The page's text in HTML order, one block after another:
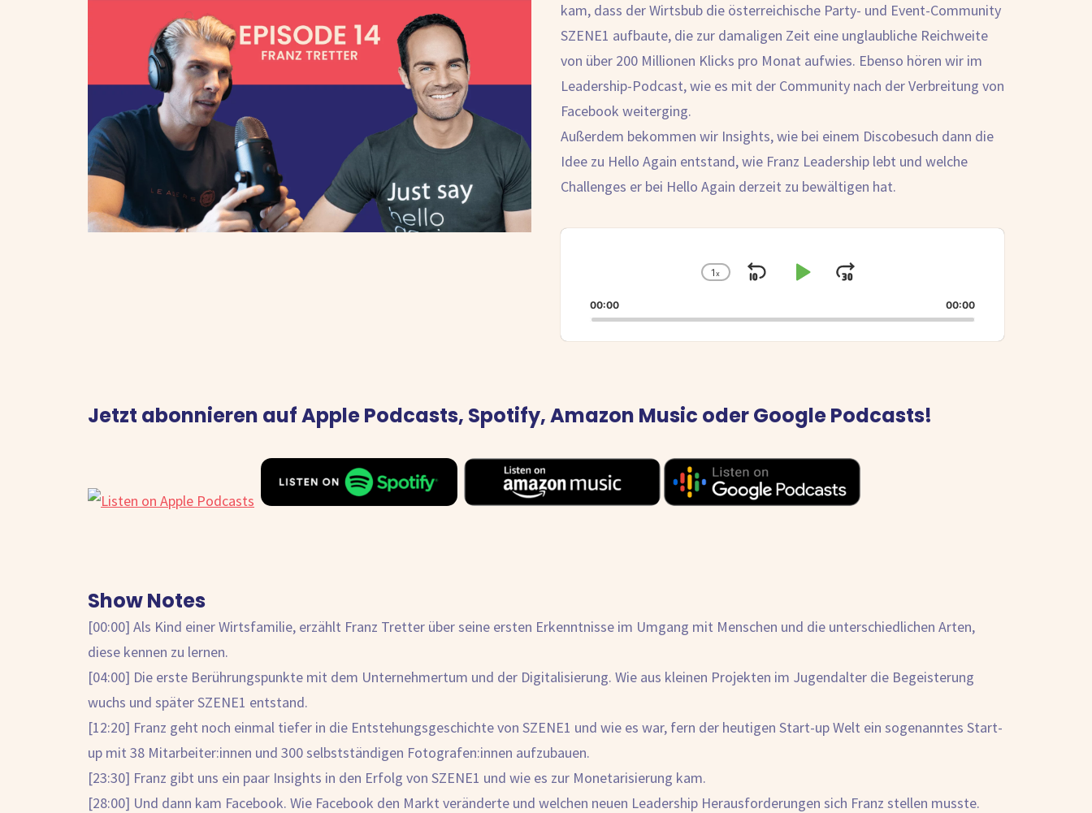
kam, dass der Wirtsbub die österreichische Party- und Event-Community
SZENE1 aufbaute, die zur damaligen Zeit eine unglaubliche Reichweite
von über 200 Millionen Klicks pro Monat aufwies. Ebenso hören wir im
Leadership-Podcast, wie es mit der Community nach der Verbreitung von
Facebook weiterging.
Außerdem bekommen wir Insights, wie bei einem Discobesuch dann die
Idee zu Hello Again entstand, wie Franz Leadership lebt und welche
Challenges er bei Hello Again derzeit zu bewältigen hat.
Change
1x
SkipPlayJump
00:00 00:00
Jetzt abonnieren auf Apple Podcasts, Spotify, Amazon Music oder Google Podcasts!
Show Notes
[00:00] Als Kind einer Wirtsfamilie, erzählt Franz Tretter über seine ersten Erkenntnisse im Umgang mit Menschen und die unterschiedlichen Arten,
diese kennen zu lernen.
[04:00] Die erste Berührungspunkte mit dem Unternehmertum und der Digitalisierung. Wie aus kleinen Projekten im Jugendalter die Begeisterung
wuchs und später SZENE1 entstand.
[12:20] Franz geht noch einmal tiefer in die Entstehungsgeschichte von SZENE1 und wie es war, fern der heutigen Start-up Welt ein sogenanntes Start-
up mit 38 Mitarbeiter:innen und 300 selbstständigen Fotografen:innen aufzubauen.
[23:30] Franz gibt uns ein paar Insights in den Erfolg von SZENE1 und wie es zur Monetarisierung kam.
[28:00] Und dann kam Facebook. Wie Facebook den Markt veränderte und welchen neuen Leadership Herausforderungen sich Franz stellen musste.